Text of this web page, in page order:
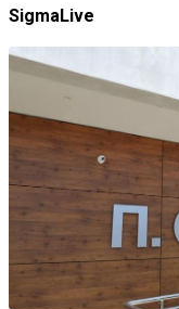
SigmaLive